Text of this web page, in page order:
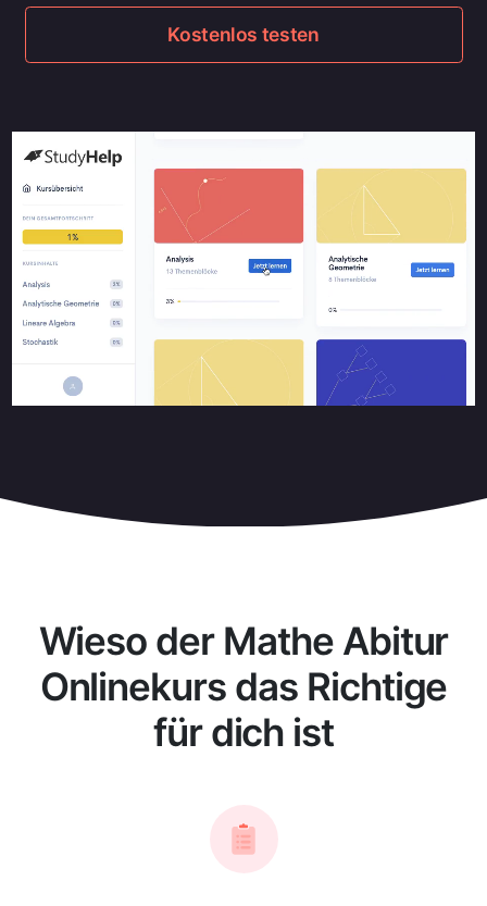
Kostenlos testen
Wieso der Mathe Abitur
Onlinekurs das Richtige
für dich ist